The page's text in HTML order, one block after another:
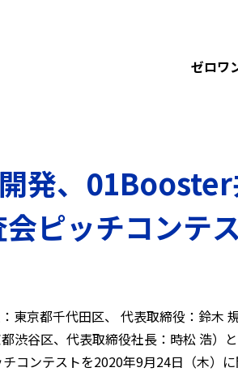
ゼロワ
発、
ピッチコンテ
東京都千代田区、 代表取締役：鈴木
渋谷区、代表取締役社長：時松 浩）
コンテストを2020年9月24日（木）